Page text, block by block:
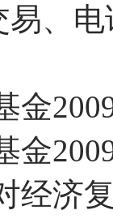
、
金
金
经济